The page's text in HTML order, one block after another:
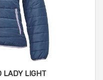
LADY LIGHT